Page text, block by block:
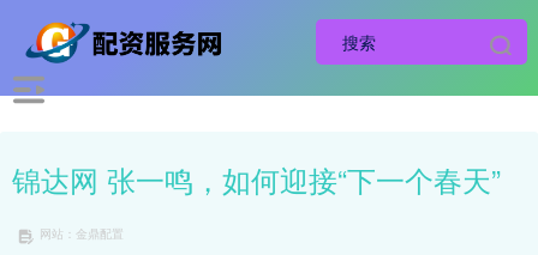
锦达网 张一鸣，如何迎接“下一个春天”
网站：金鼎配置